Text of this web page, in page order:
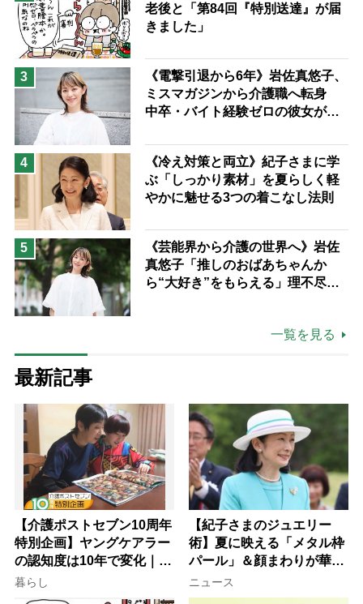
老後と「第84回『特別送達』が届
きました」
3
《電撃引退から6年》岩佐真悠子、
ミスマガジンから介護職へ転身
中卒・バイト経験ゼロの彼女が見
ながら自分らしくいられる」
4
《冷え対策と両立》紀子さまに学
ぶ「しっかり素材」を夏らしく軽
やかに魅せる3つの着こなし法則
5
《芸能界から介護の世界へ》岩佐
真悠子「推しのおばあちゃんか
ら“大好き”をもらえる」理不尽さ
一覧を見る
最新記事
【介護ポストセブン10周年
特別企画】ヤングケアラー
の認知度は10年で変化｜流
行語大賞にノミネート、法
律にも明記されたが果たし
暮らし
【紀子さまのジュエリー
術】夏に映える「メタル枠
パール」＆顔まわりが華や
ぐ「揺れる一粒」の使い分
け方
ニュース